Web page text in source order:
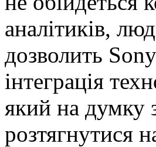
аналітиків,
дозволить
інтеграція
який на думку
розтягнутися